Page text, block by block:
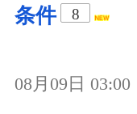
条件
8
08月09日 03:00